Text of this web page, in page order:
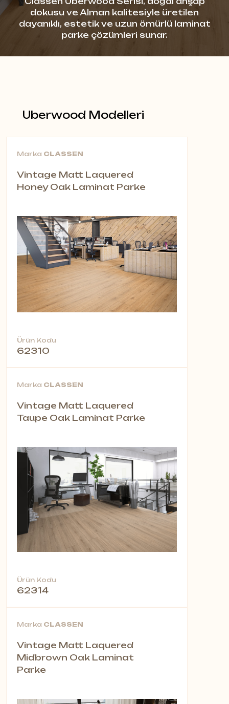
dokusu ve Alman kalitesiyle üretilen
dayanıklı, estetik ve uzun ömürlü laminat
parke çözümleri sunar.
Uberwood Modelleri
Marka CLASSEN
Vintage Matt Laquered
Honey Oak Laminat Parke
Ürün Kodu
62310
Marka CLASSEN
Vintage Matt Laquered
Taupe Oak Laminat Parke
Ürün Kodu
62314
Marka CLASSEN
Vintage Matt Laquered
Midbrown Oak Laminat
Parke